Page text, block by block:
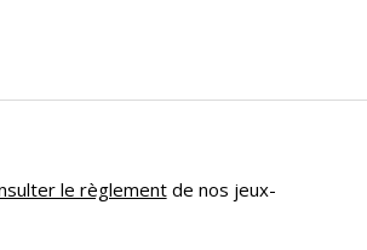
le règlementde nos jeux-